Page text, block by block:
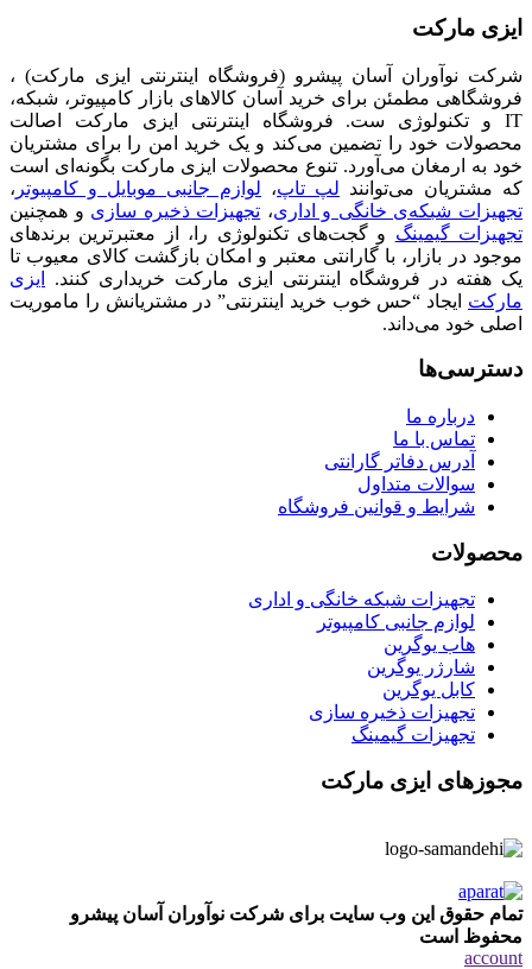
ایزی مارکت
شرکت نوآوران آسان پیشرو (فروشگاه اینترنتی ایزی مارکت) ،
فروشگاهی مطمئن برای خرید آسان کالاهای بازار کامپیوتر، شبکه،
IT و تکنولوژی ست. فروشگاه اینترنتی ایزی مارکت اصالت
محصولات خود را تضمین می‌کند و یک خرید امن را برای مشتریان
خود به ارمغان می‌آورد. تنوع محصولات ایزی مارکت بگونه‌ای است
که مشتریان می‌توانند لپ تاپ، لوازم جانبی موبایل و کامپیوتر ،
تجهیزات شبکه‌ی خانگی و اداری، تجهیزات ذخیره سازی و همچنین
تجهیزات گیمینگ و گجت‌های تکنولوژی را، از معتبرترین برندهای
موجود در بازار، با گارانتی معتبر و امکان بازگشت کالای معیوب تا
یک هفته در فروشگاه اینترنتی ایزی مارکت خریداری کنند.
ایزی
مارکت ایجاد “حس خوب خرید اینترنتی” در مشتریانش را ماموریت
اصلی خود می‌داند.
دسترسی‌ها
درباره ما
تماس با ما
آدرس دفاتر گارانتی
سوالات متداول
شرایط و قوانین فروشگاه
محصولات
تجهیزات شبکه خانگی و اداری
لوازم جانبی کامپیوتر
هاب یوگرین
شارژر یوگرین
کابل یوگرین
تجهیزات ذخیره سازی
تجهیزات گیمینگ
مجوزهای ایزی مارکت
تمام حقوق این وب سایت برای شرکت نوآوران آسان پیشرو
محفوظ است
account